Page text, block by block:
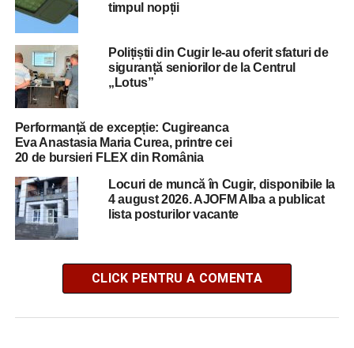
timpul nopții
Polițiștii din Cugir le-au oferit sfaturi de
siguranță seniorilor de la Centrul
„Lotus”
Performanță de excepție: Cugireanca
Eva Anastasia Maria Curea, printre cei
20 de bursieri FLEX din România
Locuri de muncă în Cugir, disponibile la
4 august 2026. AJOFM Alba a publicat
lista posturilor vacante
CLICK PENTRU A COMENTA